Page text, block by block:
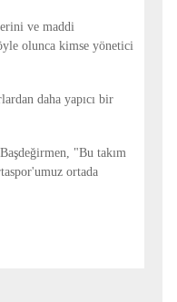
ve maddi
olunca kimse yönetici
daha yapıcı bir
"Bu takım
ortada